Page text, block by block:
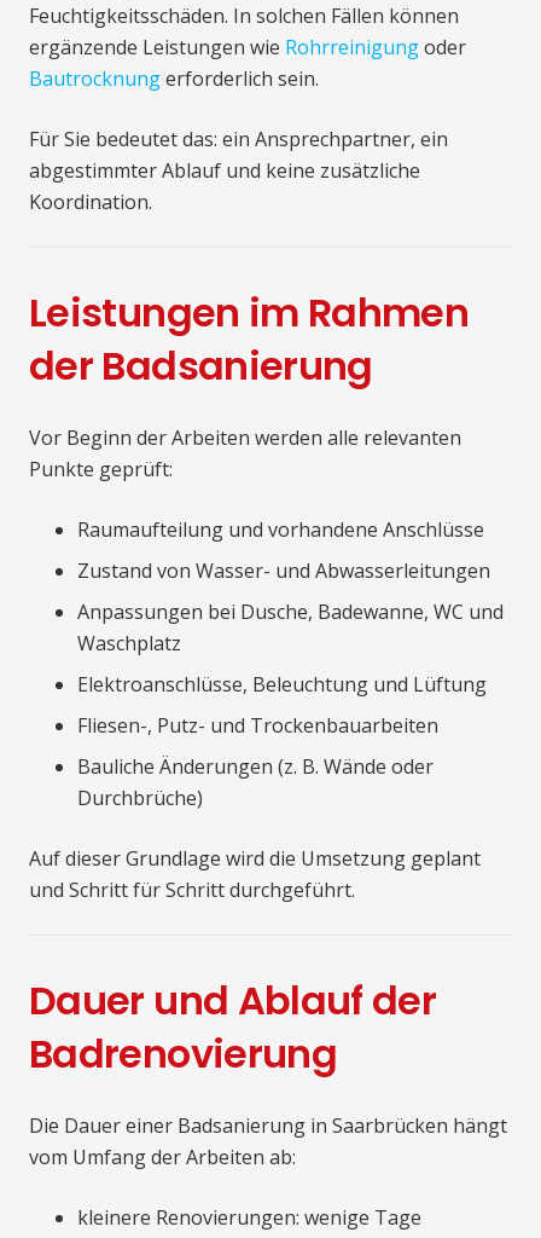
Feuchtigkeitsschäden. In solchen Fällen können
ergänzende Leistungen wie Rohrreinigungoder
Bautrocknungerforderlich sein.
Für Sie bedeutet das: ein Ansprechpartner, ein
abgestimmter Ablauf und keine zusätzliche
Koordination.
Leistungen im Rahmen
der Badsanierung
Vor Beginn der Arbeiten werden alle relevanten
Punkte geprüft:
Raumaufteilung und vorhandene Anschlüsse
Zustand von Wasser- und Abwasserleitungen
Anpassungen bei Dusche, Badewanne, WC und
Waschplatz
Elektroanschlüsse, Beleuchtung und Lüftung
Fliesen-, Putz- und Trockenbauarbeiten
Bauliche Änderungen (z. B. Wände oder
Durchbrüche)
Auf dieser Grundlage wird die Umsetzung geplant
und Schritt für Schritt durchgeführt.
Dauer und Ablauf der
Badrenovierung
Die Dauer einer Badsanierung in Saarbrücken hängt
vom Umfang der Arbeiten ab:
kleinere Renovierungen: wenige Tage